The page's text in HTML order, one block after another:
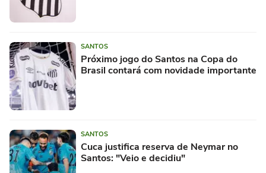
SANTOS
Próximo jogo do Santos na Copa do
Brasil contará com novidade importante
SANTOS
Cuca justifica reserva de Neymar no
Santos: "Veio e decidiu"